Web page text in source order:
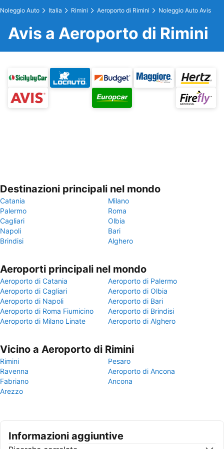
Noleggio Auto Italia Rimini Aeroporto di Rimini Noleggio Auto Avis
Avis a Aeroporto di Rimini
Destinazioni principali nel mondo
Catania
Milano
Palermo
Roma
Cagliari
Olbia
Napoli
Bari
Brindisi
Alghero
Aeroporti principali nel mondo
Aeroporto di Catania
Aeroporto di Palermo
Aeroporto di Cagliari
Aeroporto di Olbia
Aeroporto di Napoli
Aeroporto di Bari
Aeroporto di Roma Fiumicino
Aeroporto di Brindisi
Aeroporto di Milano Linate
Aeroporto di Alghero
Vicino a Aeroporto di Rimini
Rimini
Pesaro
Ravenna
Aeroporto di Ancona
Fabriano
Ancona
Arezzo
Informazioni aggiuntive